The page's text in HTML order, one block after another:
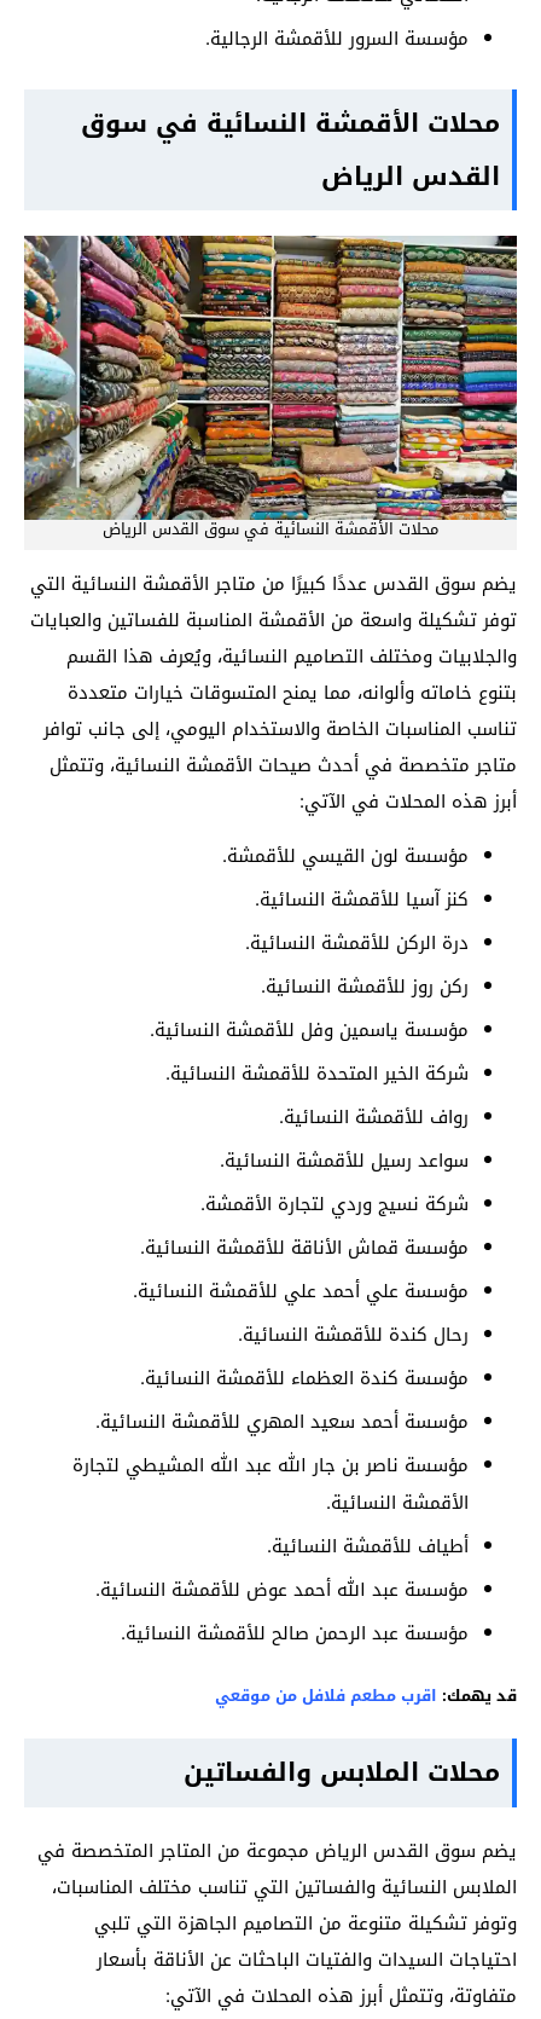
مؤسسة السرور للأقمشة الرجالية.
محلات الأقمشة النسائية في سوق
القدس الرياض
محلات الأقمشة النسائية في سوق القدس الرياض
يضم سوق القدس عددًا كبيرًا من متاجر الأقمشة النسائية التي
توفر تشكيلة واسعة من الأقمشة المناسبة للفساتين والعبايات
والجلابيات ومختلف التصاميم النسائية، ويُعرف هذا القسم
بتنوع خاماته وألوانه، مما يمنح المتسوقات خيارات متعددة
تناسب المناسبات الخاصة والاستخدام اليومي، إلى جانب توافر
متاجر متخصصة في أحدث صيحات الأقمشة النسائية، وتتمثل
أبرز هذه المحلات في الآتي:
مؤسسة لون القيسي للأقمشة.
كنز آسيا للأقمشة النسائية.
درة الركن للأقمشة النسائية.
ركن روز للأقمشة النسائية.
مؤسسة ياسمين وفل للأقمشة النسائية.
شركة الخير المتحدة للأقمشة النسائية.
رواف للأقمشة النسائية.
سواعد رسيل للأقمشة النسائية.
شركة نسيج وردي لتجارة الأقمشة.
مؤسسة قماش الأناقة للأقمشة النسائية.
مؤسسة علي أحمد علي للأقمشة النسائية.
رحال كندة للأقمشة النسائية.
مؤسسة كندة العظماء للأقمشة النسائية.
مؤسسة أحمد سعيد المهري للأقمشة النسائية.
مؤسسة ناصر بن جار الله عبد الله المشيطي لتجارة
الأقمشة النسائية.
أطياف للأقمشة النسائية.
مؤسسة عبد الله أحمد عوض للأقمشة النسائية.
مؤسسة عبد الرحمن صالح للأقمشة النسائية.
قد يهمك: اقرب مطعم فلافل من موقعي
محلات الملابس والفساتين
يضم سوق القدس الرياض مجموعة من المتاجر المتخصصة في
الملابس النسائية والفساتين التي تناسب مختلف المناسبات،
وتوفر تشكيلة متنوعة من التصاميم الجاهزة التي تلبي
احتياجات السيدات والفتيات الباحثات عن الأناقة بأسعار
متفاوتة، وتتمثل أبرز هذه المحلات في الآتي: